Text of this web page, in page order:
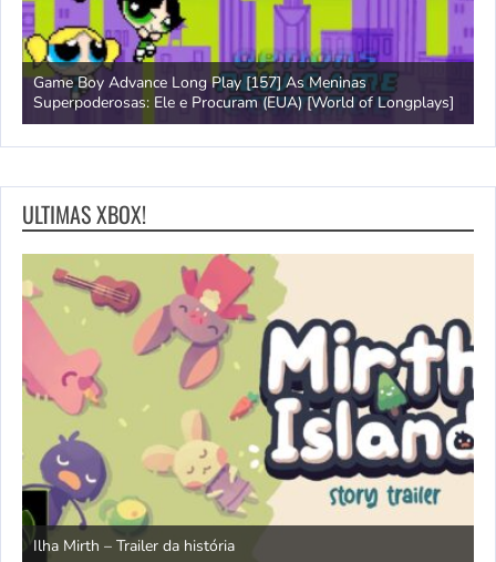
Game Boy Advance Long Play [157] As Meninas
Superpoderosas: Ele e Procuram (EUA) [World of Longplays]
ULTIMAS XBOX!
Ilha Mirth – Trailer da história